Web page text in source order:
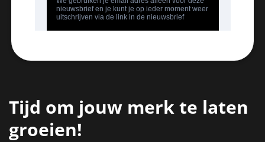
Tijd om jouw merk te laten
groeien!